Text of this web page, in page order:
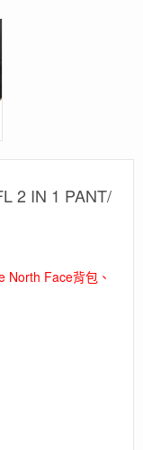
2 IN 1 PANT/
North Face背包、